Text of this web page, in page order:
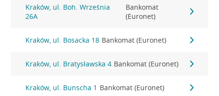
Kraków, ul. Boh. Września
26A
Bankomat
(Euronet)
Kraków, ul. Bosacka 18 Bankomat (Euronet)
Kraków, ul. Bratysławska 4 Bankomat (Euronet)
Kraków, ul. Bunscha 1 Bankomat (Euronet)